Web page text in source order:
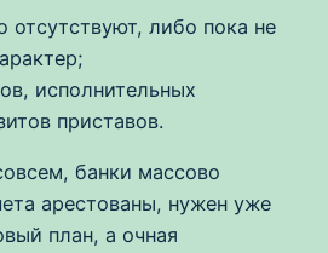
либо пока не
исполнительных
приставов.
банки массово
арестованы, нужен уже
план, а очная